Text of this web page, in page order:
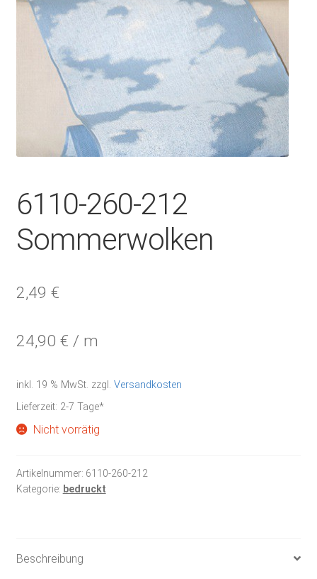
6110-260-212
Sommerwolken
2,49 €
24,90 € / m
inkl. 19 % MwSt. zzgl. Versandkosten
Lieferzeit: 2-7 Tage*
Nicht vorrätig
Artikelnummer: 6110-260-212
Kategorie: bedruckt
Beschreibung